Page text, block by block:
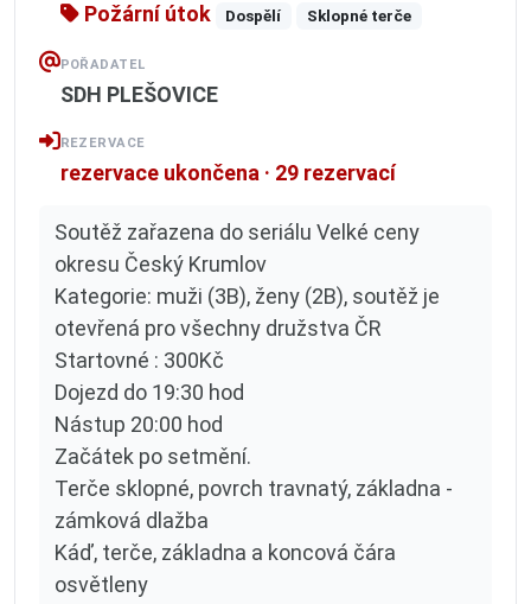
Požární útok Dospělí Sklopné terče
POŘADATEL
SDH PLEŠOVICE
REZERVACE
rezervace ukončena · 29 rezervací
Soutěž zařazena do seriálu Velké ceny
okresu Český Krumlov
Kategorie: muži (3B), ženy (2B), soutěž je
otevřená pro všechny družstva ČR
Startovné : 300Kč
Dojezd do 19:30 hod
Nástup 20:00 hod
Začátek po setmění.
Terče sklopné, povrch travnatý, základna -
zámková dlažba
Káď, terče, základna a koncová čára
osvětleny